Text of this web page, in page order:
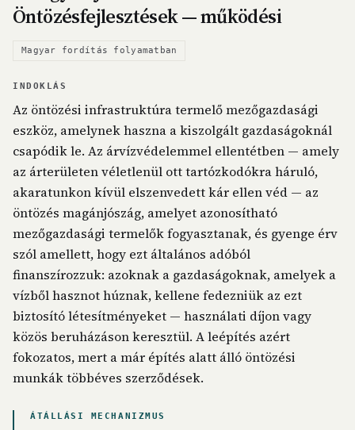
Öntözésfejlesztések — működési
Magyar fordítás folyamatban
INDOKLÁS
Az öntözési infrastruktúra termelő mezőgazdasági
eszköz, amelynek haszna a kiszolgált gazdaságoknál
csapódik le. Az árvízvédelemmel ellentétben — amely
az árterületen véletlenül ott tartózkodókra háruló,
akaratunkon kívül elszenvedett kár ellen véd — az
öntözés magánjószág, amelyet azonosítható
mezőgazdasági termelők fogyasztanak, és gyenge érv
szól amellett, hogy ezt általános adóból
finanszírozzuk: azoknak a gazdaságoknak, amelyek a
vízből hasznot húznak, kellene fedezniük az ezt
biztosító létesítményeket — használati díjon vagy
közös beruházáson keresztül. A leépítés azért
fokozatos, mert a már építés alatt álló öntözési
munkák többéves szerződések.
ÁTÁLLÁSI MECHANIZMUS